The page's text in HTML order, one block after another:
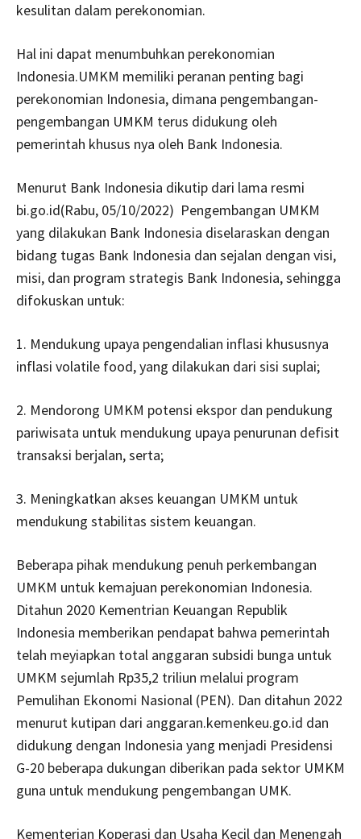
kesulitan dalam perekonomian.
Hal ini dapat menumbuhkan perekonomian
Indonesia.UMKM memiliki peranan penting bagi
perekonomian Indonesia, dimana pengembangan-
pengembangan UMKM terus didukung oleh
pemerintah khusus nya oleh Bank Indonesia.
Menurut Bank Indonesia dikutip dari lama resmi
bi.go.id(Rabu, 05/10/2022) Pengembangan UMKM
yang dilakukan Bank Indonesia diselaraskan dengan
bidang tugas Bank Indonesia dan sejalan dengan visi,
misi, dan program strategis Bank Indonesia, sehingga
difokuskan untuk:
1. Mendukung upaya pengendalian inflasi khususnya
inflasi volatile food, yang dilakukan dari sisi suplai;
2. Mendorong UMKM potensi ekspor dan pendukung
pariwisata untuk mendukung upaya penurunan defisit
transaksi berjalan, serta;
3. Meningkatkan akses keuangan UMKM untuk
mendukung stabilitas sistem keuangan.
Beberapa pihak mendukung penuh perkembangan
UMKM untuk kemajuan perekonomian Indonesia.
Ditahun 2020 Kementrian Keuangan Republik
Indonesia memberikan pendapat bahwa pemerintah
telah meyiapkan total anggaran subsidi bunga untuk
UMKM sejumlah Rp35,2 triliun melalui program
Pemulihan Ekonomi Nasional (PEN). Dan ditahun 2022
menurut kutipan dari anggaran.kemenkeu.go.id dan
didukung dengan Indonesia yang menjadi Presidensi
G-20 beberapa dukungan diberikan pada sektor UMKM
guna untuk mendukung pengembangan UMK.
Kementerian Koperasi dan Usaha Kecil dan Menengah